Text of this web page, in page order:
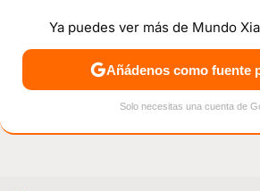
NOTICIAS MÓVILES TUTORIALES
Ya puedes ver más de Mundo
Añádenos como fuente
Solo necesitas una cuenta de